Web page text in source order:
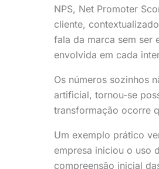
NPS, Net Promoter
cliente,
fala da marca sem ser
envolvida em cada
Os números sozinhos
artificial, tornou-se
transformação ocorre
Um exemplo prático
empresa iniciou o uso
compreensão inicial